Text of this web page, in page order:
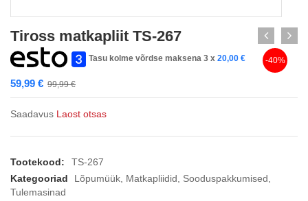
Tiross matkapliit TS-267
Tasu kolme võrdse maksena 3 x 20,00 €
99,99€
59,99 €
-40%
Saadavus Laost otsas
Tootekood:
TS-267
Kategooriad
Lõpumüük Matkapliidid Sooduspakkumised
Tulemasinad